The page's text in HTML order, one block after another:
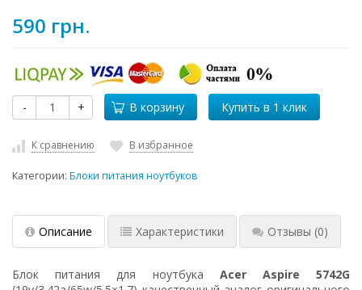
590 грн.
- + В корзину
К сравнению В избранное
Категории: Блоки питания ноутбуков
Описание Характеристики Отзывы (0)
Блок питания для ноутбука Acer Aspire 5742G